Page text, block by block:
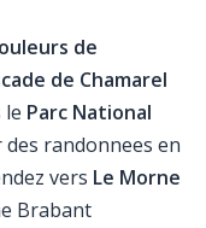
de
de Chamarel
le Parc National
des randonnees en
vers Le Morne
Brabant